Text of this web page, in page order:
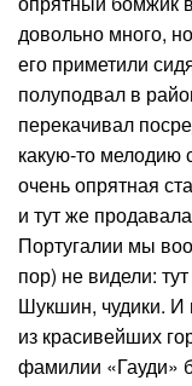
довольно много,
его приметили
полуподвал в
перекачивал
какую-то мелодию
очень опрятная
и тут же
Португалии мы
пор) не видели:
Шукшин, чудики. И
из красивейших
фамилии «Гауди»